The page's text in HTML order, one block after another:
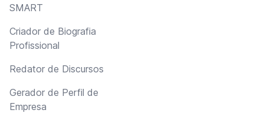
SMART
Criador de Biografia
Profissional
Redator de Discursos
Gerador de Perfil de
Empresa